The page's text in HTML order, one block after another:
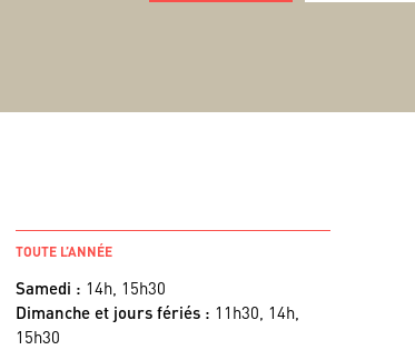
TOUTE L’ANNÉE
Samedi : 14h, 15h30
Dimanche et jours fériés : 11h30, 14h,
15h30